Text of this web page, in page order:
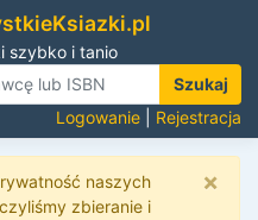
szybko i tanio
Szukaj
Logowanie Rejestracja
naszych
zbieranie i
×